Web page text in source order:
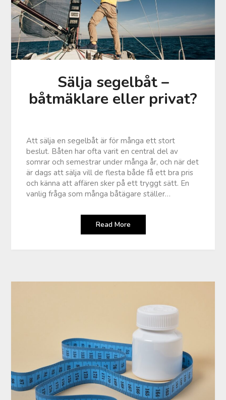
Sälja segelbåt –
båtmäklare eller privat?
Att sälja en segelbåt är för många ett stort
beslut. Båten har ofta varit en central del av
somrar och semestrar under många år, och när det
är dags att sälja vill de flesta både få ett bra pris
och känna att affären sker på ett tryggt sätt. En
vanlig fråga som många båtägare ställer…
Read More